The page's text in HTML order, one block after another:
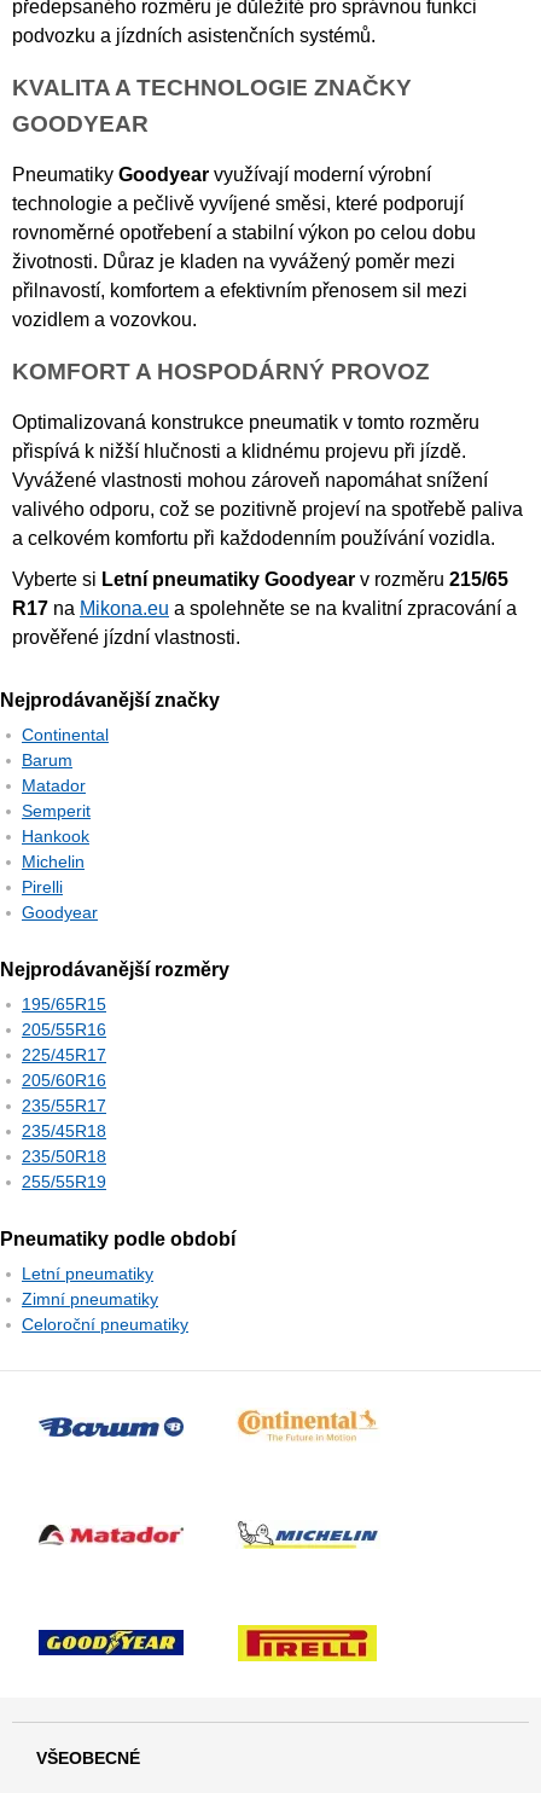
předepsaného rozměru je důležité pro správnou funkci
podvozku a jízdních asistenčních systémů.
KVALITA A TECHNOLOGIE ZNAČKY
GOODYEAR
Pneumatiky Goodyear využívají moderní výrobní
technologie a pečlivě vyvíjené směsi, které podporují
rovnoměrné opotřebení a stabilní výkon po celou dobu
životnosti. Důraz je kladen na vyvážený poměr mezi
přilnavostí, komfortem a efektivním přenosem sil mezi
vozidlem a vozovkou.
KOMFORT A HOSPODÁRNÝ PROVOZ
Optimalizovaná konstrukce pneumatik v tomto rozměru
přispívá k nižší hlučnosti a klidnému projevu při jízdě.
Vyvážené vlastnosti mohou zároveň napomáhat snížení
valivého odporu, což se pozitivně projeví na spotřebě paliva
a celkovém komfortu při každodenním používání vozidla.
Vyberte si Letní pneumatiky Goodyear v rozměru 215/65
R17 na Mikona.eu a spolehněte se na kvalitní zpracování a
prověřené jízdní vlastnosti.
Nejprodávanější značky
Continental
Barum
Matador
Semperit
Hankook
Michelin
Pirelli
Goodyear
Nejprodávanější rozměry
195/65R15
205/55R16
225/45R17
205/60R16
235/55R17
235/45R18
235/50R18
255/55R19
Pneumatiky podle období
Letní pneumatiky
Zimní pneumatiky
Celoroční pneumatiky
VŠEOBECNÉ